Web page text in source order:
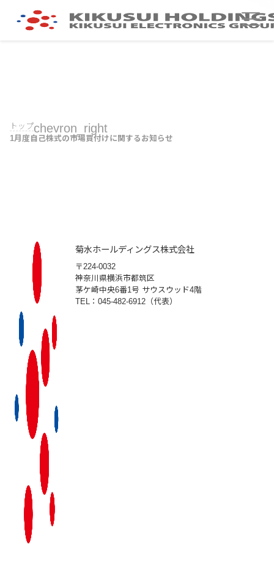
トップchevron_right
1月度自己株式の市場買付けに関するお知らせ
菊水ホールディングス株式会社
〒224-0032
神奈川県横浜市都筑区
茅ケ崎中央6番1号 サウスウッド4階
TEL：045-482-6912（代表）